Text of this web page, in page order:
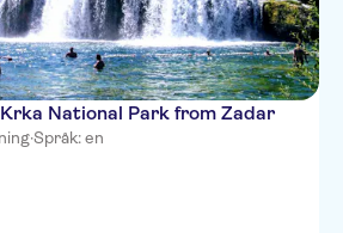
Hotel
National Park from Zadar
·Språk: en